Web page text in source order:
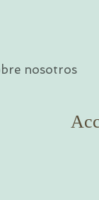
nosotros